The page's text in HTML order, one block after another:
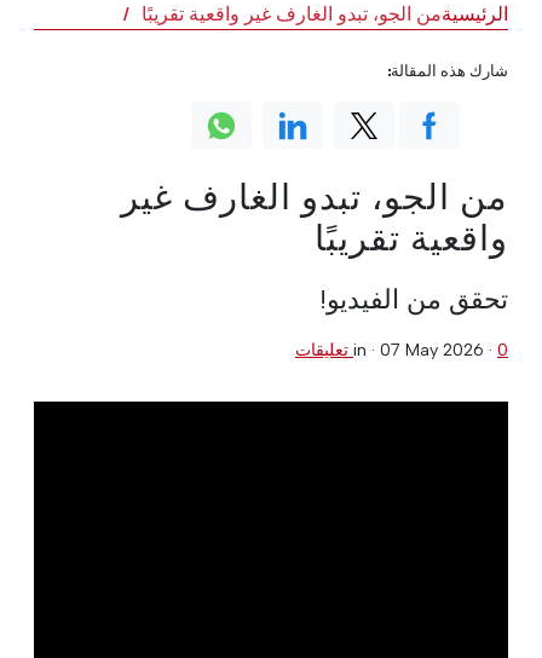
الرئيسيةمن الجو، تبدو الغارف غير واقعية تقريبًا
من الجو، تبدو الغارف غير
واقعية تقريبًا
تحقق من الفيديو!
in · 07 May 2026 · 0 تعليقات
شارك هذه المقالة: